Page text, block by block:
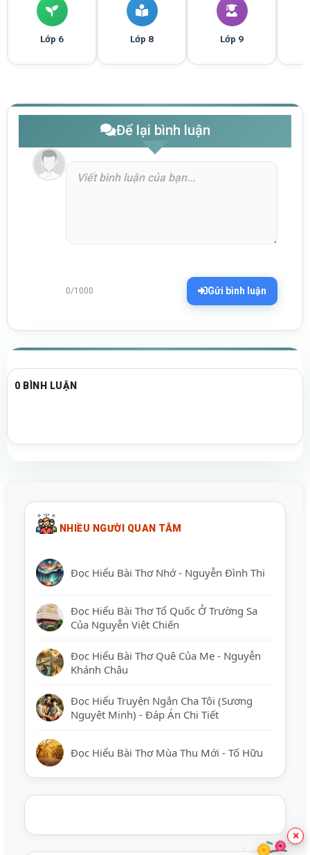
Lớp 6 Lớp 8 Lớp 9
Để lại bình luận
0/1000 Gửi bình luận
0 BÌNH LUẬN
NHIỀU NGƯỜI QUAN TÂM
Đọc Hiểu Bài Thơ Nhớ - Nguyễn Đình Thi
Đọc Hiểu Bài Thơ Tổ Quốc Ở Trường Sa
Của Nguyễn Việt Chiến
Đọc Hiểu Bài Thơ Quê Của Mẹ - Nguyễn
Khánh Châu
Đọc Hiểu Truyện Ngắn Cha Tôi (Sương
Nguyệt Minh) - Đáp Án Chi Tiết
Đọc Hiểu Bài Thơ Mùa Thu Mới - Tố Hữu
×